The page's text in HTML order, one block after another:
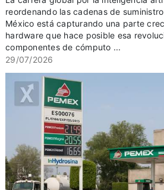
reordenando las cadenas de
México está capturando una parte
hardware que hace posible esa
componentes de cómputo ...
29/07/2026